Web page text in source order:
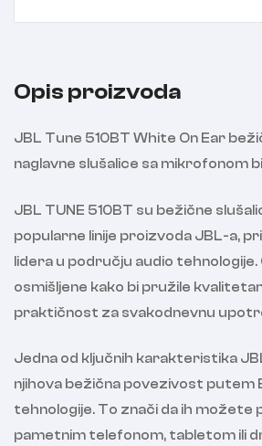
Opis proizvoda
JBL Tune 510BT White On Ear
naglavne slušalice sa mikrofonom
JBL TUNE 510BT su bežične
popularne linije proizvoda JBL-a,
lidera u području audio tehnologije.
osmišljene kako bi pružile
praktičnost za svakodnevnu
Jedna od ključnih karakteristika
njihova bežična povezivost putem
tehnologije. To znači da ih možete
pametnim telefonom, tabletom ili